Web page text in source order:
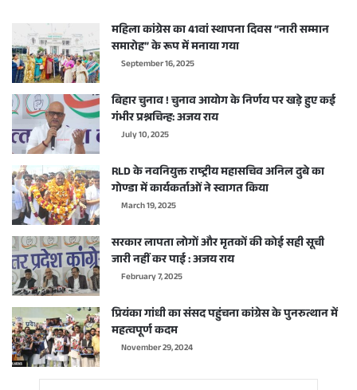
महिला कांग्रेस का 41वां स्थापना दिवस “नारी सम्मान
समारोह” के रूप में मनाया गया
September 16, 2025
बिहार चुनाव ! चुनाव आयोग के निर्णय पर खड़े हुए कई
गंभीर प्रश्नचिन्ह: अजय राय
July 10, 2025
RLD के नवनियुक्त राष्ट्रीय महासचिव अनिल दुबे का
गोण्डा में कार्यकर्ताओं ने स्वागत किया
March 19, 2025
सरकार लापता लोगों और मृतकों की कोई सही सूची
जारी नहीं कर पाई : अजय राय
February 7, 2025
प्रियंका गांधी का संसद पहुंचना कांग्रेस के पुनरुत्थान में
महत्वपूर्ण कदम
November 29, 2024